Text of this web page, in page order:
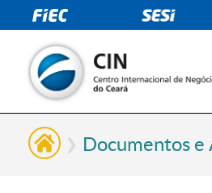
Documentos e